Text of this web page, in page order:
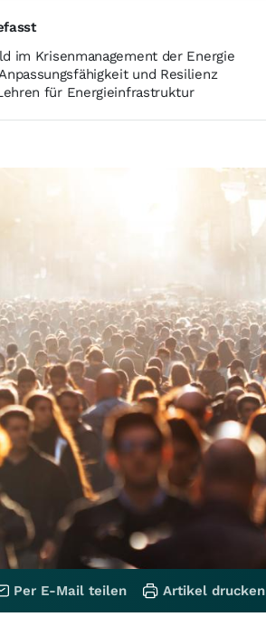
im Krisenmanagement der Energie
und Resilienz
für Energieinfrastruktur
Per E-Mail teilen Artikel drucken